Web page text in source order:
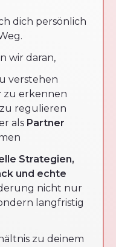
dich persönlich
wir daran,
verstehen
zu erkennen
zu regulieren
als Partner
Strategien,
und echte
nicht nur
langfristig
zu deinem